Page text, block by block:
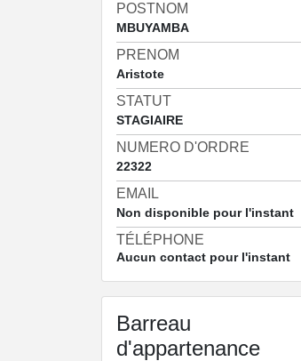
POSTNOM
MBUYAMBA
PRENOM
Aristote
STATUT
STAGIAIRE
NUMERO D'ORDRE
22322
EMAIL
Non disponible pour l'instant
TÉLÉPHONE
Aucun contact pour l'instant
Barreau
d'appartenance